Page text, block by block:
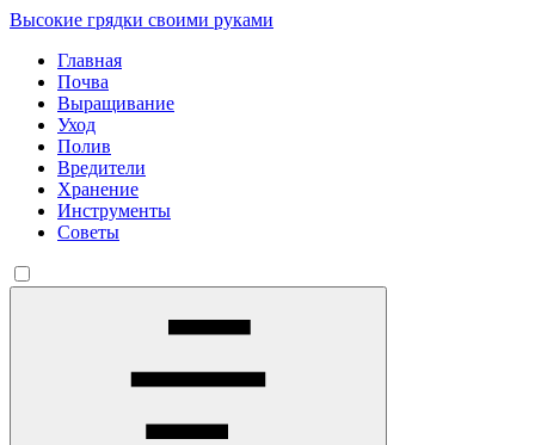
Высокие грядки своими руками
Главная
Почва
Выращивание
Уход
Полив
Вредители
Хранение
Инструменты
Советы